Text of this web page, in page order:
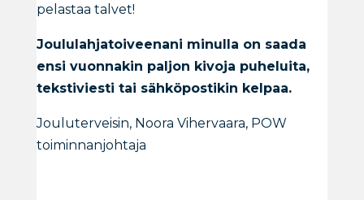
pelastaa talvet!
Joululahjatoiveenani minulla on saada
ensi vuonnakin paljon kivoja puheluita,
tekstiviesti tai sähköpostikin kelpaa.
Jouluterveisin, Noora Vihervaara, POW
toiminnanjohtaja